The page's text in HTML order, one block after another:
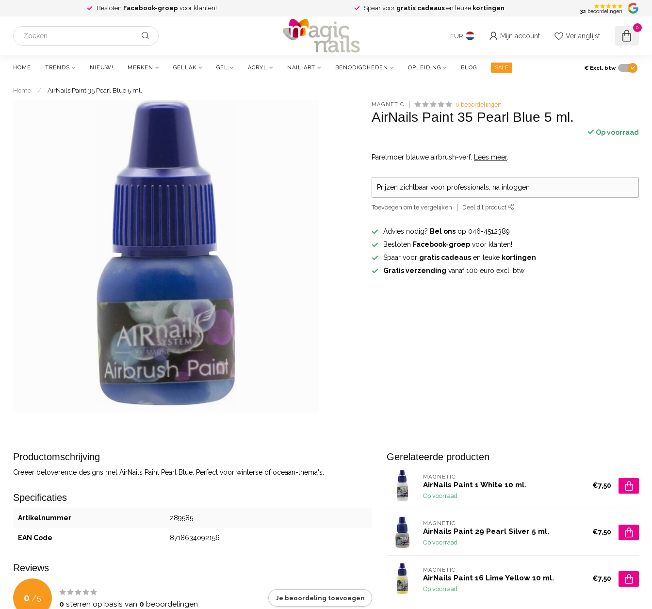
Besloten Facebook-groep voor klanten! Spaar voor gratis cadeaus en leuke kortingen 32 beoordelingen
EUR Mijn account Verlanglijst
0
HOME TRENDS NIEUW! MERKEN GELLAK GEL ACRYL NAIL ART BENODIGDHEDEN OPLEIDING BLOG SALE € Excl. btw
Home / AirNails Paint 35 Pearl Blue 5 ml.
MAGNETIC 0 beoordelingen
AirNails Paint 35 Pearl Blue 5 ml.
Op voorraad
Parelmoer blauwe airbrush-verf. Lees meer.
Prijzen zichtbaar voor professionals, na inloggen
Toevoegen om te vergelijken Deel dit product
Advies nodig? Bel ons op 046-4512389
Besloten Facebook-groep voor klanten!
Spaar voor gratis cadeaus en leuke kortingen
Gratis verzending vanaf 100 euro excl. btw
Productomschrijving
Creëer betoverende designs met AirNails Paint Pearl Blue. Perfect voor winterse of oceaan-thema's.
Specificaties
Artikelnummer 289585
EAN Code 8718634092156
Reviews
0 /5
0 sterren op basis van 0 beoordelingen
Je beoordeling toevoegen
Gerelateerde producten
MAGNETIC
AirNails Paint 1 White 10 ml.
Op voorraad
€7,50
MAGNETIC
AirNails Paint 29 Pearl Silver 5 ml.
Op voorraad
€7,50
MAGNETIC
AirNails Paint 16 Lime Yellow 10 ml.
Op voorraad
€7,50